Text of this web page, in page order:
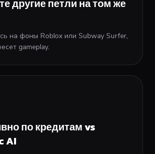
другие петли на том же
на фоны Roblox или Subway Surfer,
gameplay.
по кредитам vs
AI